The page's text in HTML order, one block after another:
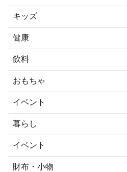
キッズ
健康
飲料
おもちゃ
イベント
暮らし
イベント
財布・小物